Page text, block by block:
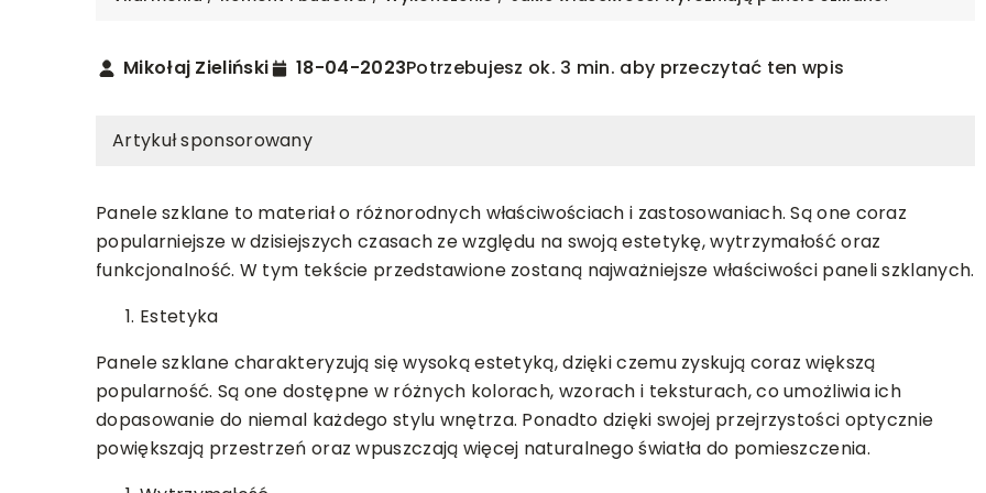
Mikołaj Zieliński 18-04-2023Potrzebujesz ok. 3 min. aby przeczytać ten wpis
Artykuł sponsorowany
Panele szklane to materiał o różnorodnych właściwościach i zastosowaniach. Są one coraz
popularniejsze w dzisiejszych czasach ze względu na swoją estetykę, wytrzymałość oraz
funkcjonalność. W tym tekście przedstawione zostaną najważniejsze właściwości paneli szklanych.
Estetyka
Panele szklane charakteryzują się wysoką estetyką, dzięki czemu zyskują coraz większą
popularność. Są one dostępne w różnych kolorach, wzorach i teksturach, co umożliwia ich
dopasowanie do niemal każdego stylu wnętrza. Ponadto dzięki swojej przejrzystości optycznie
powiększają przestrzeń oraz wpuszczają więcej naturalnego światła do pomieszczenia.
I BUDOWA WYKOŃCZENIE
funkcjonalną przestrzeń
w domu?
Jak zrozumieć i interpretować
symbole używane w rysunkach
technicznych?
17-09-2025
Jakie cechy powinny mieć
zewnętrzne drzwi wejściowe do